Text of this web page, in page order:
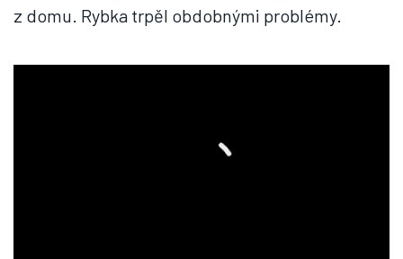
z domu. Rybka trpěl obdobnými problémy.